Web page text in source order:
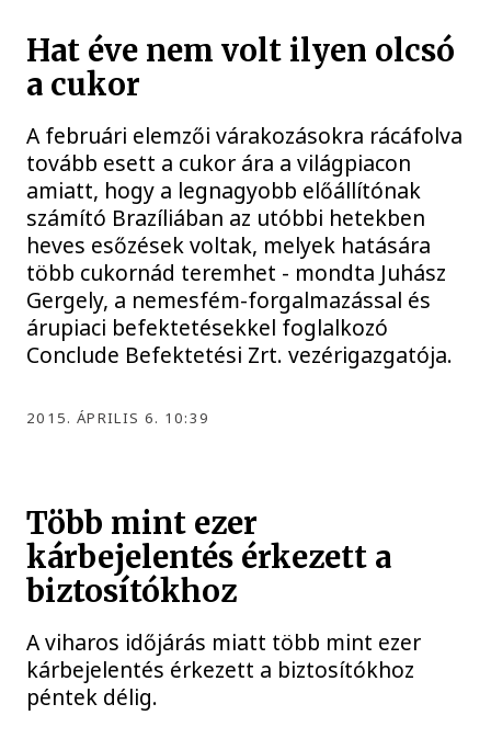
Hat éve nem volt ilyen olcsó
a cukor
A februári elemzői várakozásokra rácáfolva
tovább esett a cukor ára a világpiacon
amiatt, hogy a legnagyobb előállítónak
számító Brazíliában az utóbbi hetekben
heves esőzések voltak, melyek hatására
több cukornád teremhet - mondta Juhász
Gergely, a nemesfém-forgalmazással és
árupiaci befektetésekkel foglalkozó
Conclude Befektetési Zrt. vezérigazgatója.
2015. ÁPRILIS 6. 10:39
Több mint ezer
kárbejelentés érkezett a
biztosítókhoz
A viharos időjárás miatt több mint ezer
kárbejelentés érkezett a biztosítókhoz
péntek délig.